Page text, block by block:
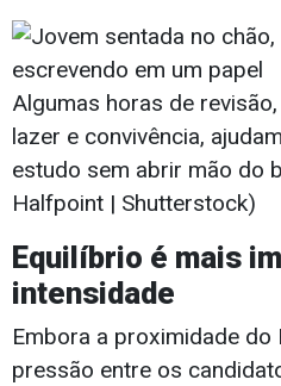
Algumas horas de
lazer e convivência,
estudo sem abrir mão do
Halfpoint | Shutterstock)
Equilíbrio é mais
intensidade
Embora a proximidade do
pressão entre os